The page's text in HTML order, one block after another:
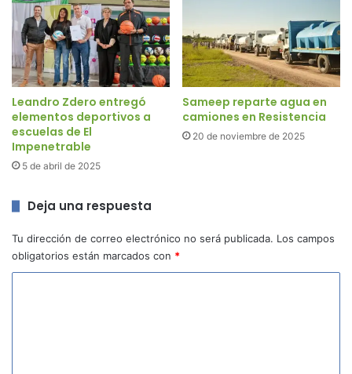
Leandro Zdero entregó
elementos deportivos a
escuelas de El
Impenetrable
5 de abril de 2025
Sameep reparte agua en
camiones en Resistencia
20 de noviembre de 2025
Deja una respuesta
Tu dirección de correo electrónico no será publicada. Los campos
obligatorios están marcados con *